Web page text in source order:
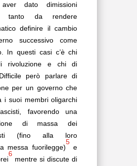
dato dimissioni
tanto da rendere
definire il cambio
successivo come
In questi casi c’è chi
rivoluzione e chi di
però parlare di
per un governo che
i suoi membri oligarchi
favorendo una
di massa dei
(fino alla loro
messa fuorilegge)
5
e
6
mentre si discute di